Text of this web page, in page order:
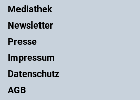
Mediathek
Newsletter
Presse
Impressum
Datenschutz
AGB